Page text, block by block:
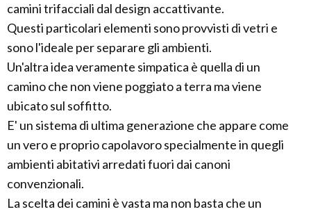
camini trifacciali dal design accattivante.
Questi particolari elementi sono provvisti di vetri e
sono l'ideale per separare gli ambienti.
Un'altra idea veramente simpatica è quella di un
camino che non viene poggiato a terra ma viene
ubicato sul soffitto.
E' un sistema di ultima generazione che appare come
un vero e proprio capolavoro specialmente in quegli
ambienti abitativi arredati fuori dai canoni
convenzionali.
La scelta dei camini è vasta ma non basta che un